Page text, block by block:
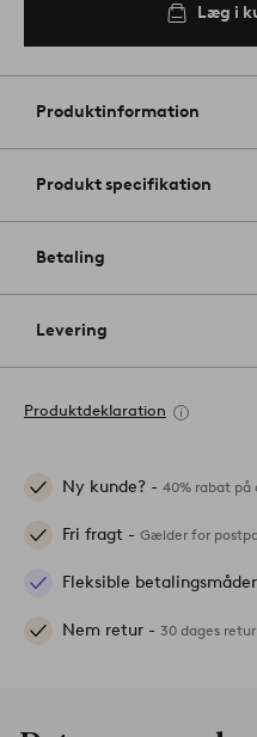
Læg i
Produktinformation
Produkt specifikation
Betaling
Levering
Produktdeklaration
Ny kunde? - 40% rabat på
Fri fragt - Gælder for
Fleksible
Nem retur - 30 dages